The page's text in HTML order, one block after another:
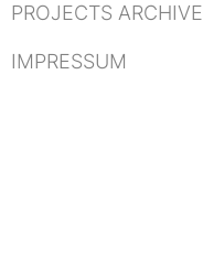
PROJECTS ARCHIVE
IMPRESSUM